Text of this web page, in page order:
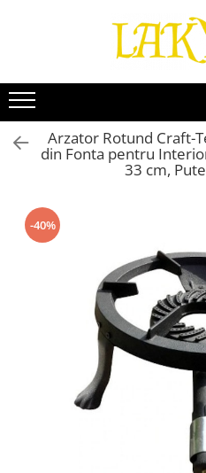
Toate Produsele
Îngrijire personală & Cosmetice
Casă & Grădină
Diverse
Accesorii telefoane & Gadgeturi
TV, Audio-Video & Foto
Gaming & Jucării
Electrocasnice & Electronice
Accesorii auto
Truse, Scule de mana si unelte
Lumea copiilor
Instalatii luminoase, Brazi
Arzator Rotund Craft-
din Fonta pentru
33 cm,
-40%